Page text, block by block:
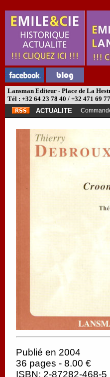
Lansman Editeur - Place de La
Tél : +32 64 23 78 40 / +32 471 69
ACTUALITE
Publié en 2004
36 pages - 8.00 €
ISBN: 2-87282-468-5